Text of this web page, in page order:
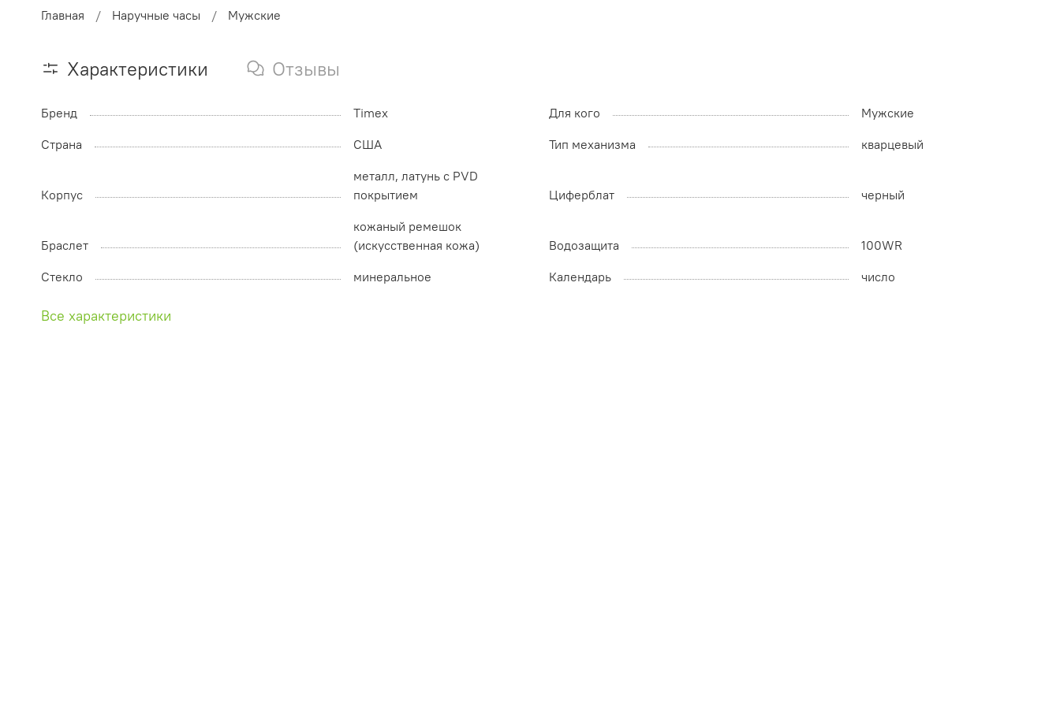
Главная Наручные часы Мужские
Характеристики Отзывы
Бренд Timex Для кого
Мужские
Страна
США Тип механизма кварцевый
Корпус
металл, латунь с PVD
покрытием
Циферблат черный
Браслет
кожаный ремешок
(искусственная кожа)
Водозащита
100WR
Стекло
минеральное Календарь число
Все характеристики